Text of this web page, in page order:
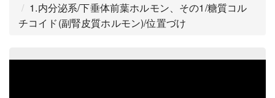
1.内分泌系/下垂体前葉ホルモン、その1/糖質コル
チコイド(副腎皮質ホルモン)/位置づけ